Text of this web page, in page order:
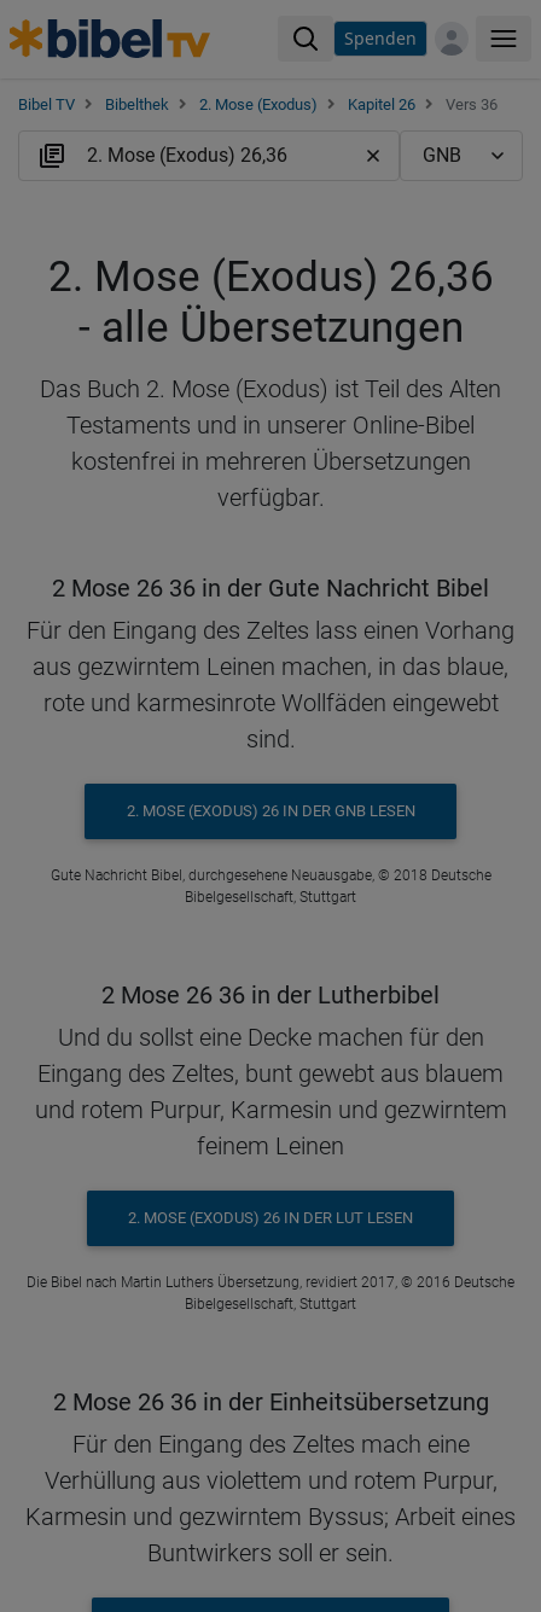
Spenden
Bibel TV Bibelthek 2. Mose (Exodus) Kapitel 26 Vers 36
2. Mose (Exodus) 26,36
- alle Übersetzungen
Das Buch 2. Mose (Exodus) ist Teil des Alten
Testaments und in unserer Online-Bibel
kostenfrei in mehreren Übersetzungen
verfügbar.
2 Mose 26 36 in der Gute Nachricht Bibel
Für den Eingang des Zeltes lass einen Vorhang
aus gezwirntem Leinen machen, in das blaue,
rote und karmesinrote Wollfäden eingewebt
sind.
2. MOSE (EXODUS) 26 IN DER GNB LESEN
Gute Nachricht Bibel, durchgesehene Neuausgabe, © 2018 Deutsche
Bibelgesellschaft, Stuttgart
2 Mose 26 36 in der Lutherbibel
Und du sollst eine Decke machen für den
Eingang des Zeltes, bunt gewebt aus blauem
und rotem Purpur, Karmesin und gezwirntem
feinem Leinen
2. MOSE (EXODUS) 26 IN DER LUT LESEN
Die Bibel nach Martin Luthers Übersetzung, revidiert 2017, © 2016 Deutsche
Bibelgesellschaft, Stuttgart
2 Mose 26 36 in der Einheitsübersetzung
Für den Eingang des Zeltes mach eine
Verhüllung aus violettem und rotem Purpur,
Karmesin und gezwirntem Byssus; Arbeit eines
Buntwirkers soll er sein.